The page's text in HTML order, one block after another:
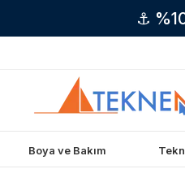
⚓
Boya ve Bakım